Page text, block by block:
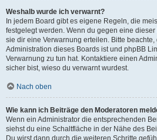
Weshalb wurde ich verwarnt?
In jedem Board gibt es eigene Regeln, die
festgelegt werden. Wenn du gegen eine
sie dir eine Verwarnung erteilen. Bitte
Administration dieses Boards ist und phpBB
Verwarnung zu tun hat. Kontaktiere einen
sicher bist, wieso du verwarnt wurdest.
Nach oben
Wie kann ich Beiträge den Moderatoren
Wenn ein Administrator die entsprechenden
siehst du eine Schaltfläche in der Nähe des
Du wirst dann durch die weiteren Schritte